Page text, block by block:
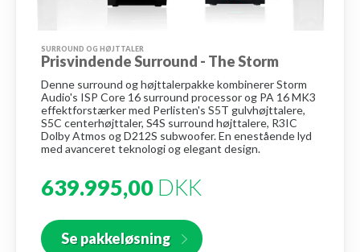
SURROUND OG HØJTTALER
Prisvindende Surround - The Storm
Denne surround og højttalerpakke kombinerer Storm
Audio's ISP Core 16 surround processor og PA 16 MK3
effektforstærker med Perlisten's S5T gulvhøjttalere,
S5C centerhøjttaler, S4S surround højttalere, R3IC
Dolby Atmos og D212S subwoofer. En enestående lyd
med avanceret teknologi og elegant design.
639.995,00 DKK
Se pakkeløsning